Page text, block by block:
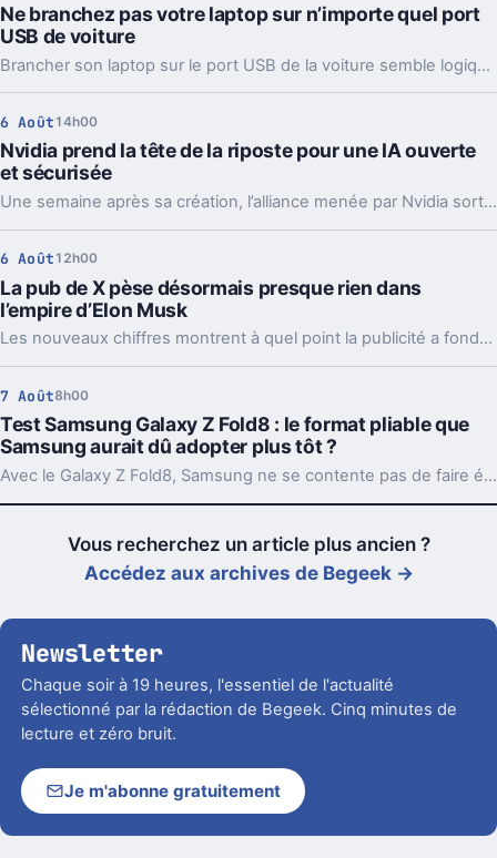
Ne branchez pas votre laptop sur n’importe quel port
USB de voiture
Brancher son laptop sur le port USB de la voiture semble logique. En pratique, la puissance manque souvent, sauf rares exceptions bien identifiées.
6 Août 14h00
Nvidia prend la tête de la riposte pour une IA ouverte
et sécurisée
Une semaine après sa création, l’alliance menée par Nvidia sort déjà des propositions concrètes pour sécuriser l’IA ouverte. Et ce timing compte.
6 Août 12h00
La pub de X pèse désormais presque rien dans
l’empire d’Elon Musk
Les nouveaux chiffres montrent à quel point la publicité a fondu sur X depuis 2022. Et même en légère hausse sur un trimestre, elle pèse peu dans l’ensemble.
7 Août8h00
Test Samsung Galaxy Z Fold8 : le format pliable que
Samsung aurait dû adopter plus tôt ?
Avec le Galaxy Z Fold8, Samsung ne se contente pas de faire évoluer son smartphone pliable : il change complètement sa philosophie avec un appareil plus court, plus large et étonnamment compact. Un choix qui fonctionne particulièrement bien au quotidien, même si les concessions faites sur la photo et l’autonomie sont difficiles à ignorer sur un smartphone vendu à partir de 1 999 euros.
Vous recherchez un article plus ancien ?
Accédez aux archives de Begeek →
Newsletter
Chaque soir à 19 heures, l'essentiel de l'actualité
sélectionné par la rédaction de Begeek. Cinq minutes de
lecture et zéro bruit.
Je m'abonne gratuitement